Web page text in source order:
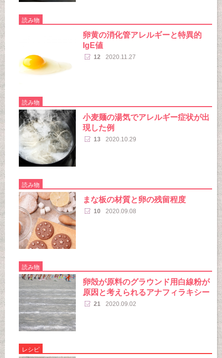
読み物
卵黄の消化管アレルギーと特異的
IgE値
12 2020.11.27
読み物
小麦麺の湯気でアレルギー症状が出
現した例
13 2020.10.29
読み物
まな板の材質と卵の残留程度
10 2020.09.08
読み物
卵殻が原料のグラウンド用白線粉が
原因と考えられるアナフィラキシー
21 2020.09.02
レシピ